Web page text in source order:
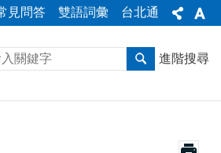
見問答 雙語詞彙 台北通
進階搜尋